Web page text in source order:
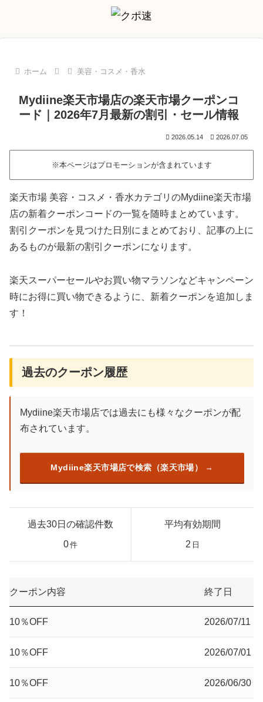
ホーム 美容・コスメ・香水
Mydiine楽天市場店の楽天市場クーポンコ
ード｜2026年7月最新の割引・セール情報
2026.05.14 2026.07.05
※本ページはプロモーションが含まれています
楽天市場 美容・コスメ・香水カテゴリのMydiine楽天市場
店の新着クーポンコードの一覧を随時まとめています。
割引クーポンを見つけた日別にまとめており、記事の上に
あるものが最新の割引クーポンになります。
楽天スーパーセールやお買い物マラソンなどキャンペーン
時にお得に買い物できるように、新着クーポンを追加しま
す！
過去のクーポン履歴
Mydiine楽天市場店では過去にも様々なクーポンが配
布されています。
Mydiine楽天市場店で検索（楽天市場）
過去30日の確認件数
0件
平均有効期間
2 日
クーポン内容 終了日
10％OFF 2026/07/11
10％OFF 2026/07/01
10％OFF 2026/06/30